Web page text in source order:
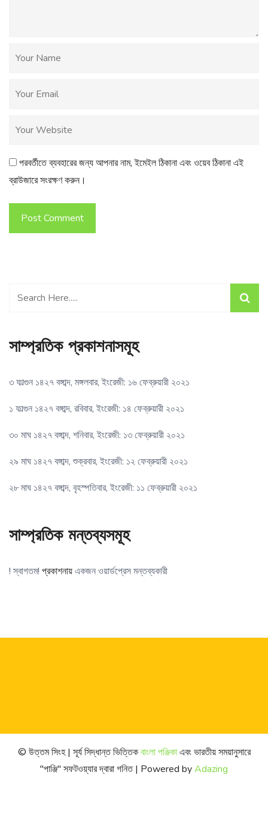
পরবর্তীতে ব্যবহারের জন্য আপনার নাম, ইমেইল ঠিকানা এবং ওয়েব ঠিকানা এই
ব্রাউজারে সংরক্ষণ করুন।
Post Comment
সাম্প্রতিক প্রকাশনাসমূহ
৩ ফাল্গুন ১৪২৭ বঙ্গাব্দ, মঙ্গলবার, ইংরেজী: ১৬ ফেব্রুয়ারী ২০২১
১ ফাল্গুন ১৪২৭ বঙ্গাব্দ, রবিবার, ইংরেজী: ১৪ ফেব্রুয়ারী ২০২১
৩০ মাঘ ১৪২৭ বঙ্গাব্দ, শনিবার, ইংরেজী: ১৩ ফেব্রুয়ারী ২০২১
২৯ মাঘ ১৪২৭ বঙ্গাব্দ, শুক্রবার, ইংরেজী: ১২ ফেব্রুয়ারী ২০২১
২৮ মাঘ ১৪২৭ বঙ্গাব্দ, বৃহস্পতিবার, ইংরেজী: ১১ ফেব্রুয়ারী ২০২১
সাম্প্রতিক মন্তব্যসমূহ
! স্বাগতম! প্রকাশনায়একজন ওয়ার্ডপ্রেস মন্তব্যকারী
© উত্তম সিংহ | সূর্য সিদ্ধান্ত ভিত্তিকবাংলা পঞ্জিকাএবং ভারতীয় সময়ানুসারে
"পাঞ্জি" সফটওয়্যার দ্বারা গনিত | Powered byAdazing